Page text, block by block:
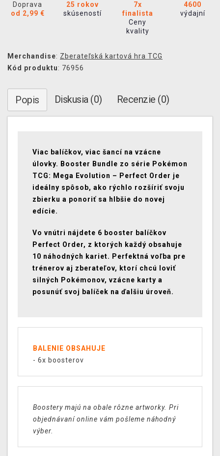
Doprava
od 2,99 €
25 rokov
skúseností
7x
finalista
Ceny
kvality
4600
výdajní
Merchandise: Zberateľská kartová hra TCG
Kód produktu: 76956
Popis Diskusia (0) Recenzie (0)
Viac balíčkov, viac šancí na vzácne
úlovky. Booster Bundle zo série Pokémon
TCG: Mega Evolution – Perfect Order je
ideálny spôsob, ako rýchlo rozšíriť svoju
zbierku a ponoriť sa hlbšie do novej
edície.
Vo vnútri nájdete 6 booster balíčkov
Perfect Order, z ktorých každý obsahuje
10 náhodných kariet. Perfektná voľba pre
trénerov aj zberateľov, ktorí chcú loviť
silných Pokémonov, vzácne karty a
posunúť svoj balíček na ďalšiu úroveň.
BALENIE OBSAHUJE
- 6x boosterov
Boostery majú na obale rôzne artworky. Pri
objednávaní online vám pošleme náhodný
výber.